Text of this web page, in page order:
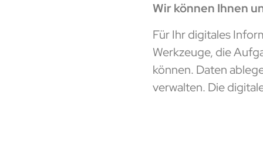
Wir können Ihnen
Für Ihr digitales
Werkzeuge, die
können. Daten
verwalten. Die